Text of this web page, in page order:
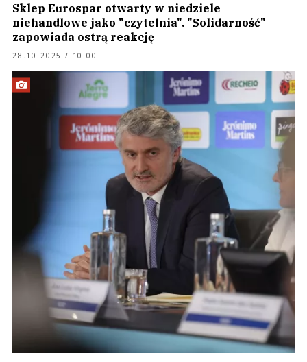
Sklep Eurospar otwarty w niedziele
niehandlowe jako "czytelnia". "Solidarność"
zapowiada ostrą reakcję
28.10.2025 / 10:00